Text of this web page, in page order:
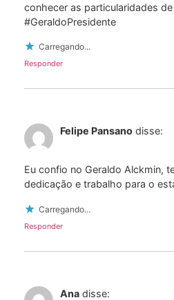
conhecer as particularidades
#GeraldoPresidente
Carregando...
Responder
Felipe Pansano disse:
Eu confio no Geraldo Alckmin,
dedicação e trabalho para o
Carregando...
Responder
Ana disse: